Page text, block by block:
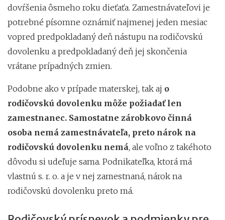
dovŕšenia ôsmeho roku dieťaťa. Zamestnávateľovi je
potrebné písomne oznámiť najmenej jeden mesiac
vopred predpokladaný deň nástupu na rodičovskú
dovolenku a predpokladaný deň jej skončenia
vrátane prípadných zmien.
Podobne ako v prípade materskej, tak aj o
rodičovskú dovolenku môže požiadať len
zamestnanec. Samostatne zárobkovo činná
osoba nemá zamestnávateľa, preto nárok na
rodičovskú dovolenku nemá, ale voľno z takéhoto
dôvodu si udeľuje sama. Podnikateľka, ktorá má
vlastnú s. r. o. a je v nej zamestnaná, nárok na
rodičovskú dovolenku preto má.